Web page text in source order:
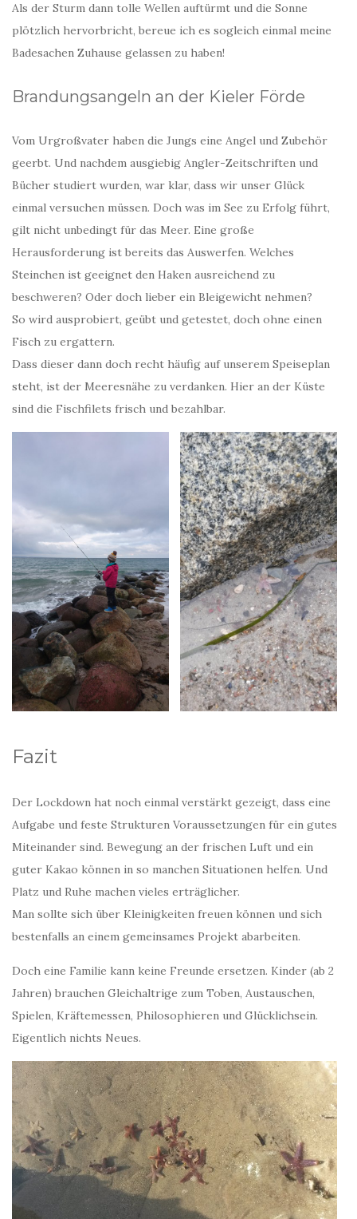
Als der Sturm dann tolle Wellen auftürmt und die Sonne
plötzlich hervorbricht, bereue ich es sogleich einmal meine
Badesachen Zuhause gelassen zu haben!
Brandungsangeln an der Kieler Förde
Vom Urgroßvater haben die Jungs eine Angel und Zubehör
geerbt. Und nachdem ausgiebig Angler-Zeitschriften und
Bücher studiert wurden, war klar, dass wir unser Glück
einmal versuchen müssen. Doch was im See zu Erfolg führt,
gilt nicht unbedingt für das Meer. Eine große
Herausforderung ist bereits das Auswerfen. Welches
Steinchen ist geeignet den Haken ausreichend zu
beschweren? Oder doch lieber ein Bleigewicht nehmen?
So wird ausprobiert, geübt und getestet, doch ohne einen
Fisch zu ergattern.
Dass dieser dann doch recht häufig auf unserem Speiseplan
steht, ist der Meeresnähe zu verdanken. Hier an der Küste
sind die Fischfilets frisch und bezahlbar.
Fazit
Der Lockdown hat noch einmal verstärkt gezeigt, dass eine
Aufgabe und feste Strukturen Voraussetzungen für ein gutes
Miteinander sind. Bewegung an der frischen Luft und ein
guter Kakao können in so manchen Situationen helfen. Und
Platz und Ruhe machen vieles erträglicher.
Man sollte sich über Kleinigkeiten freuen können und sich
bestenfalls an einem gemeinsames Projekt abarbeiten.
Doch eine Familie kann keine Freunde ersetzen. Kinder (ab 2
Jahren) brauchen Gleichaltrige zum Toben, Austauschen,
Spielen, Kräftemessen, Philosophieren und Glücklichsein.
Eigentlich nichts Neues.